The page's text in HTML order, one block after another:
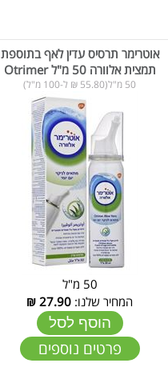
אוטרימר תרסיס עדין לאף בתוספת
תמצית אלוורה 50 מ"ל Otrimer
50 מ"ל(55.80 ₪ ל-100 מ"ל)
50 מ"ל
המחיר שלנו: 27.90
₪
הוסף לסל
פרטים נוספים